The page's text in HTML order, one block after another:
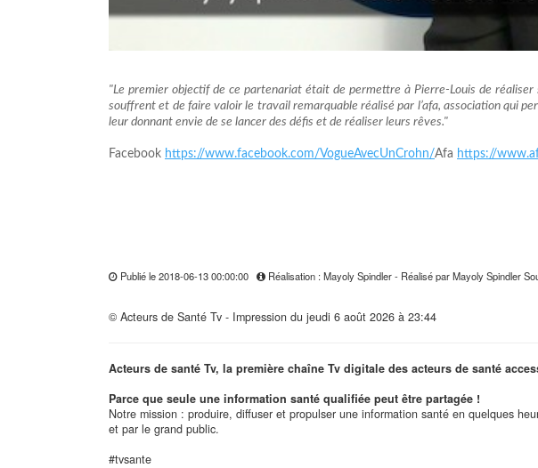
"Le premier objectif de ce partenariat était de permettre à Pierre-Louis de
souffrent et de faire valoir le travail remarquable réalisé par l’afa, association qui
leur donnant envie de se lancer des défis et de réaliser leurs rêves."
Facebook https://www.facebook.com/VogueAvecUnCrohn/Afa https://
Publié le 2018-06-13 00:00:00 Réalisation : Mayoly Spindler - Réalisé par Mayoly Spindler
© Acteurs de Santé Tv - Impression du jeudi 6 août 2026 à 23:44
Acteurs de santé Tv, la première chaîne Tv digitale des acteurs de santé
Parce que seule une information santé qualifiée peut être partagée !
Notre mission : produire, diffuser et propulser une information santé en quelques
et par le grand public.
#tvsante